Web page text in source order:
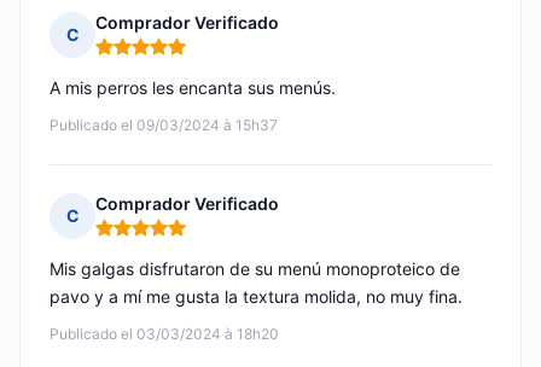
C
Comprador Verificado
Nota: 5 de 5
Publicado el 09/03/2024 à 15h37
A mis perros les encanta sus menús.
C
Comprador Verificado
Nota: 5 de 5
Publicado el 03/03/2024 à 18h20
Mis galgas disfrutaron de su menú monoproteico de
pavo y a mí me gusta la textura molida, no muy fina.